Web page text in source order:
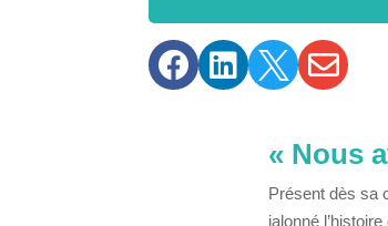
   
« Nous
Présent dès sa
jalonné